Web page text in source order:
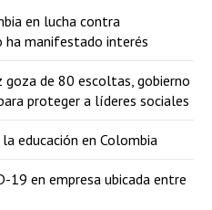
en lucha contra
ha manifestado interés
de 80 escoltas, gobierno
proteger a líderes sociales
educación en Colombia
19 en empresa ubicada entre